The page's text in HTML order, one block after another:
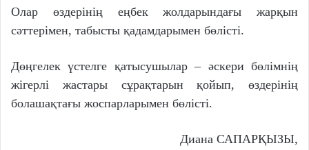
Олар өздерінің еңбек жолдарындағы жарқын
сәттерімен, табысты қадамдарымен бөлісті.
Дөңгелек үстелге қатысушылар – әскери бөлімнің
жігерлі жастары сұрақтарын қойып, өздерінің
болашақтағы жоспарларымен бөлісті.
Диана САПАРҚЫЗЫ,